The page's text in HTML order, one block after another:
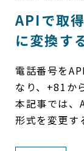
APIで取
に変換す
電話番号を
なり、+81か
本記事では、
形式を変更す